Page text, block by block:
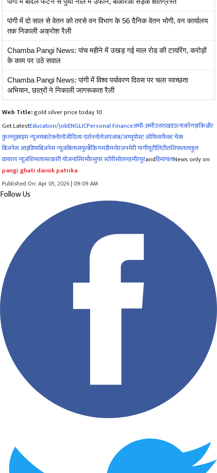
पांगी में दो साल से वेतन को तरसे वन विभाग के 56 दैनिक वेतन भोगी, वन कार्यालय
तक निकाली अक्रोश रैली
Chamba Pangi News: पांच महीने में उखड़ गई माल रोड की टायरिंग, करोड़ों
के काम पर उठे सवाल
Chamba Pangi News: पांगी में विश्व पर्यावरण दिवस पर चला स्वच्छता
अभियान, छात्रों ने निकाली जागरूकता रैली
Web Title:gold silver price today 10
Get LatestEducation/JobENGLICPersonal Financeअभी-अभीउत्तराखंडऊनाकाँगड़ाकिन्नौर
कुल्लूक्राइम न्यूजचंबाटेक्नोलॉजीदिव्य दर्शननॉलेजपंजाब/जम्मूपोस्ट ऑफिसफ़ैक्ट चेक
बिजनेस आइडियाबिज़नेस न्यूज़बिलासपुरबैंकिंगमंडीमनोरंजनमेरी पांगीयूटीलिटीराशिफललाहुल
वायरल न्यूज़शिमलासरकारी योजनासिरमौरसुपर स्टोरीसोलनहमीरपुरandहिमाचलNews only on
pangi ghati dainik patrika
Published On: Apr 05, 2026 | 09:09 AM
Follow Us